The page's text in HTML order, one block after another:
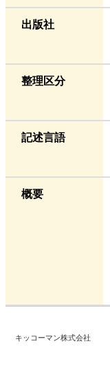
出版社
整理区分
記述言語
概要
キッコーマン株式会社